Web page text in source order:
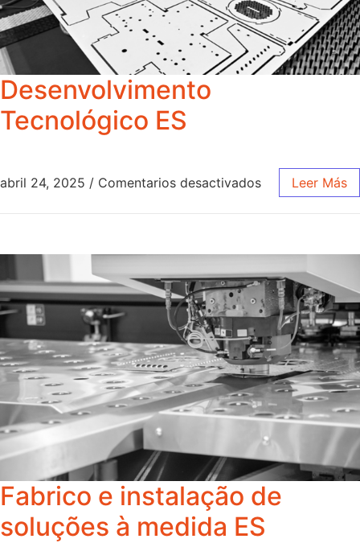
Desenvolvimento
Tecnológico ES
abril 24, 2025 / Comentarios desactivados Leer Más
Fabrico e instalação de
soluções à medida ES